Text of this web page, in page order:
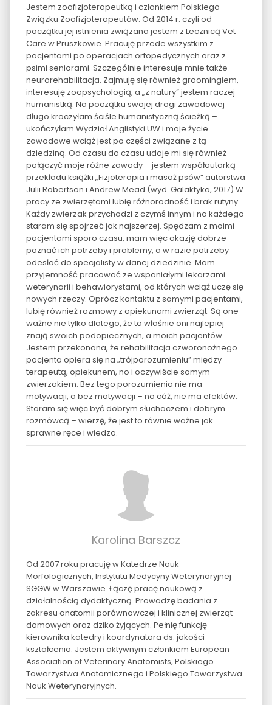
Jestem zoofizjoterapeutką i członkiem Polskiego
Związku Zoofizjoterapeutów. Od 2014 r. czyli od
początku jej istnienia związana jestem z Lecznicą Vet
Care w Pruszkowie. Pracuję przede wszystkim z
pacjentami po operacjach ortopedycznych oraz z
psimi seniorami. Szczególnie interesuje mnie także
neurorehabilitacja. Zajmuję się również groomingiem,
interesuję zoopsychologią, a „z natury” jestem raczej
humanistką. Na początku swojej drogi zawodowej
długo kroczyłam ściśle humanistyczną ścieżką –
ukończyłam Wydział Anglistyki UW i moje życie
zawodowe wciąż jest po części związane z tą
dziedziną. Od czasu do czasu udaje mi się również
połączyć moje różne zawody – jestem współautorką
przekładu książki „Fizjoterapia i masaż psów” autorstwa
Julii Robertson i Andrew Mead (wyd. Galaktyka, 2017) W
pracy ze zwierzętami lubię różnorodność i brak rutyny.
Każdy zwierzak przychodzi z czymś innym i na każdego
staram się spojrzeć jak najszerzej. Spędzam z moimi
pacjentami sporo czasu, mam więc okazję dobrze
poznać ich potrzeby i problemy, a w razie potrzeby
odesłać do specjalisty w danej dziedzinie. Mam
przyjemność pracować ze wspaniałymi lekarzami
weterynarii i behawiorystami, od których wciąż uczę się
nowych rzeczy. Oprócz kontaktu z samymi pacjentami,
lubię również rozmowy z opiekunami zwierząt. Są one
ważne nie tylko dlatego, że to właśnie oni najlepiej
znają swoich podopiecznych, a moich pacjentów.
Jestem przekonana, że rehabilitacja czworonożnego
pacjenta opiera się na „trójporozumieniu” między
terapeutą, opiekunem, no i oczywiście samym
zwierzakiem. Bez tego porozumienia nie ma
motywacji, a bez motywacji – no cóż, nie ma efektów.
Staram się więc być dobrym słuchaczem i dobrym
rozmówcą – wierzę, że jest to równie ważne jak
sprawne ręce i wiedza.
Karolina Barszcz
Od 2007 roku pracuję w Katedrze Nauk
Morfologicznych, Instytutu Medycyny Weterynaryjnej
SGGW w Warszawie. Łączę pracę naukową z
działalnością dydaktyczną. Prowadzę badania z
zakresu anatomii porównawczej i klinicznej zwierząt
domowych oraz dziko żyjących. Pełnię funkcję
kierownika katedry i koordynatora ds. jakości
kształcenia. Jestem aktywnym członkiem European
Association of Veterinary Anatomists, Polskiego
Towarzystwa Anatomicznego i Polskiego Towarzystwa
Nauk Weterynaryjnych.